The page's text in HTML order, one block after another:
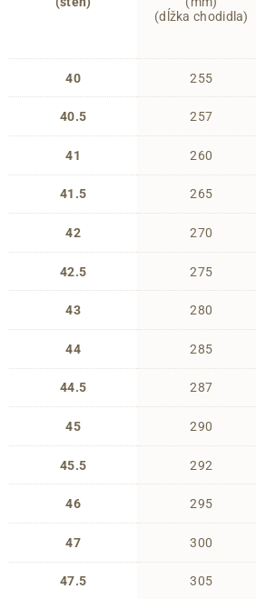
40
40.5
41
41.5
42
42.5
43
44
44.5
45
45.5
46
47
47.5
(dĺžka chodidla)
255
257
260
265
270
275
280
285
287
290
292
295
300
305